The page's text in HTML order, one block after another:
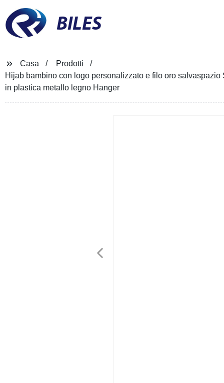
BILES
Casa
Prodotti
Hijab bambino con logo personalizzato e filo oro
in plastica metallo legno Hanger